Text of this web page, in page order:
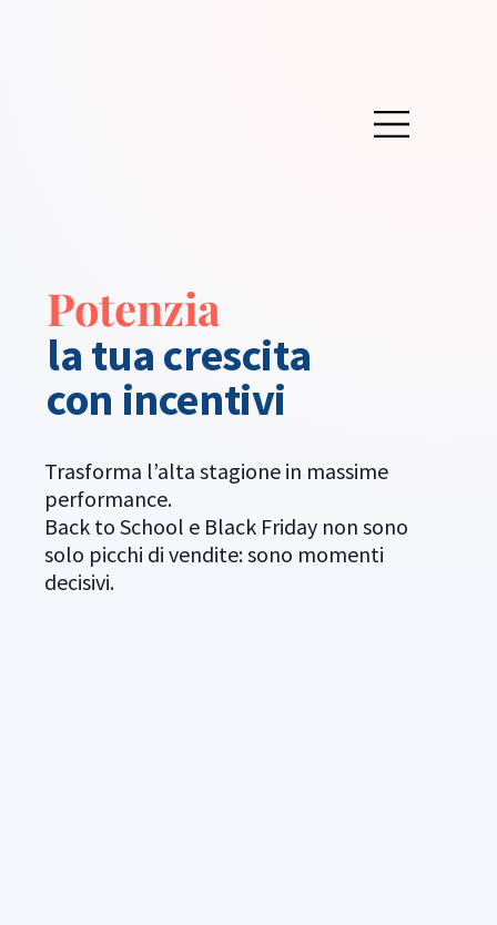
Potenzia
la tua crescita
con incentivi
Trasforma l’alta stagione in massime
performance.
Back to School e Black Friday non sono
solo picchi di vendite: sono momenti
decisivi.